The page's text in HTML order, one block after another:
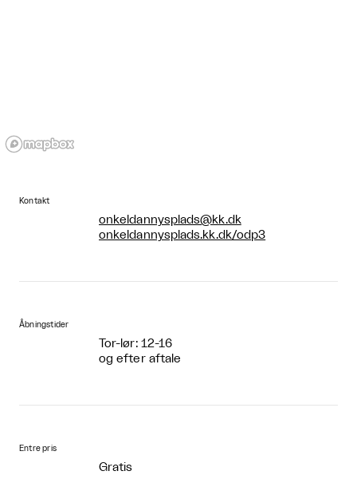
Kontakt
onkeldannysplads@kk.dk
onkeldannysplads.kk.dk/odp3
Åbningstider
Tor-lør: 12-16
og efter aftale
Entre pris
Gratis